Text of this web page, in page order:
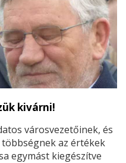
kivárni!
városvezetőinek, és
az értékek
egymást kiegészítve